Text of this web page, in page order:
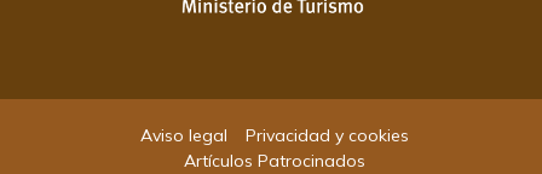
Aviso legal
Privacidad y cookies
Artículos Patrocinados